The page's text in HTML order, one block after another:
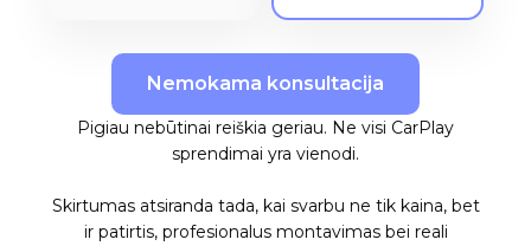
Nemokama konsultacija
Pigiau nebūtinai reiškia geriau. Ne visi CarPlay
sprendimai yra vienodi.
Skirtumas atsiranda tada, kai svarbu ne tik kaina, bet
ir patirtis, profesionalus montavimas bei reali